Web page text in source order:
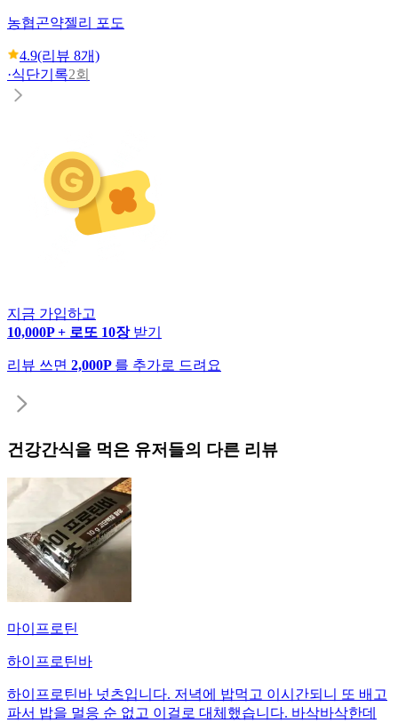
농협곤약젤리 포도
4.9(리뷰 8개)
·식단기록2회
지금 가입하고
10,000P + 로또 10장 받기
리뷰 쓰면 2,000P 를 추가로 드려요
건강간식을 먹은 유저들의 다른 리뷰
마이프로틴
하이프로틴바
하이프로틴바 넛츠입니다. 저녁에 밥먹고 이시간되니 또 배고
파서 밥을 멀응 순 없고 이걸로 대체했습니다. 바삭바삭한데